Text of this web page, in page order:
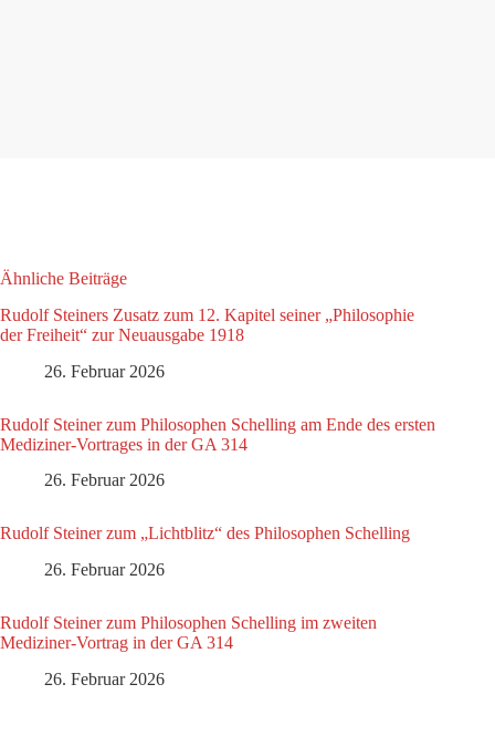
Ähnliche Beiträge
Rudolf Steiners Zusatz zum 12. Kapitel seiner „Philosophie
der Freiheit“ zur Neuausgabe 1918
26. Februar 2026
Rudolf Steiner zum Philosophen Schelling am Ende des ersten
Mediziner-Vortrages in der GA 314
26. Februar 2026
Rudolf Steiner zum „Lichtblitz“ des Philosophen Schelling
26. Februar 2026
Rudolf Steiner zum Philosophen Schelling im zweiten
Mediziner-Vortrag in der GA 314
26. Februar 2026